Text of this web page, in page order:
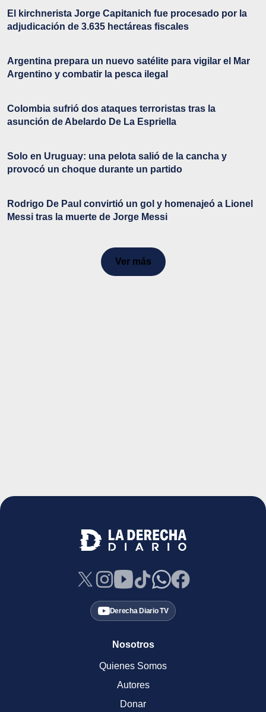
El kirchnerista Jorge Capitanich fue procesado por la
adjudicación de 3.635 hectáreas fiscales
Argentina prepara un nuevo satélite para vigilar el Mar
Argentino y combatir la pesca ilegal
Colombia sufrió dos ataques terroristas tras la
asunción de Abelardo De La Espriella
Solo en Uruguay: una pelota salió de la cancha y
provocó un choque durante un partido
Rodrigo De Paul convirtió un gol y homenajeó a Lionel
Messi tras la muerte de Jorge Messi
Ver más
Derecha Diario TV
Nosotros
Quienes Somos
Autores
Donar